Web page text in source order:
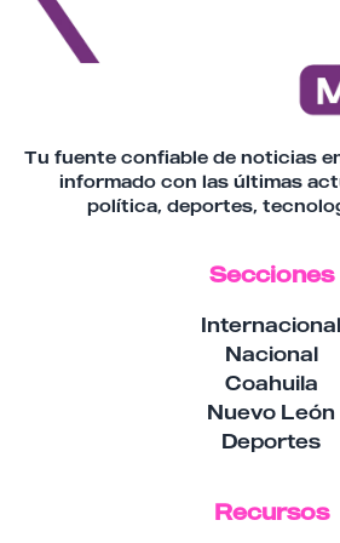
Tu fuente confiable de noticias
informado con las últimas
política, deportes,
Secciones
Internacional
Nacional
Coahuila
Nuevo León
Deportes
Recursos